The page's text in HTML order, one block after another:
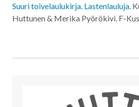
Suuri toivelaulukirja. Lastenlauluja.
Huttunen & Merika Pyörökivi. F-